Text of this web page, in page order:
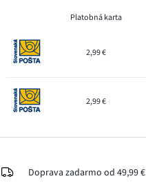
Platobná karta
2,99 €
2,99 €
Doprava zadarmo od 49,99 €